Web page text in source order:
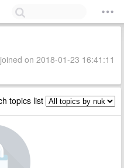
on 2018-01-23 16:41:11
topics list